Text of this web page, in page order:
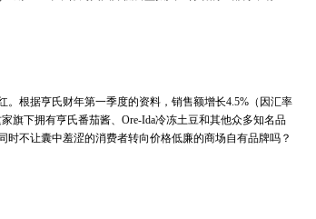
根据亨氏财年第一季度的资料，销售额增长4.5%（因汇率
旗下拥有亨氏番茄酱、Ore-Ida冷冻土豆和其他众多知名品
不让囊中羞涩的消费者转向价格低廉的商场自有品牌吗？